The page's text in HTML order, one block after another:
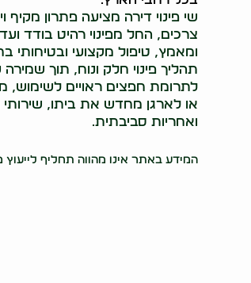
שי פינוי דירה מציעה פתרון מקיף
צרכים, החל מפינוי רהיט בודד
ומאמץ, טיפול מקצועי ובטיחותי
תהליך פינוי חלק ונוח, תוך
לתרומת חפצים ראויים לשימוש,
או לארגן מחדש את ביתו, שירותי
ואחריות סביבתית.
המידע באתר אינו מהווה תחליף לייעוץ